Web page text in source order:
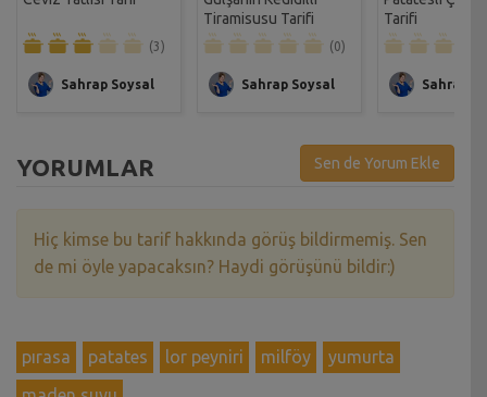
(3)
Sahrap Soysal
Tiramisusu Tarifi
(0)
Sahrap Soysal
Tarifi
Sahrap
YORUMLAR Sen de Yorum Ekle
Hiç kimse bu tarif hakkında görüş bildirmemiş. Sen
de mi öyle yapacaksın? Haydi görüşünü bildir:)
pırasa patates lor peyniri milföy
yumurta